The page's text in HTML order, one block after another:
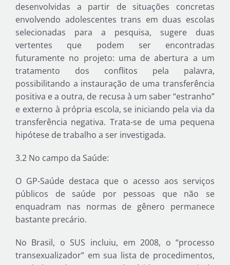
desenvolvidas a partir de situações concretas
envolvendo adolescentes trans em duas escolas
selecionadas para a pesquisa, sugere duas
vertentes que podem ser encontradas
futuramente no projeto: uma de abertura a um
tratamento dos conflitos pela palavra,
possibilitando a instauração de uma transferência
positiva e a outra, de recusa à um saber “estranho”
e externo à própria escola, se iniciando pela via da
transferência negativa. Trata-se de uma pequena
hipótese de trabalho a ser investigada.
3.2 No campo da Saúde:
O GP-Saúde destaca que o acesso aos serviços
públicos de saúde por pessoas que não se
enquadram nas normas de gênero permanece
bastante precário.
No Brasil, o SUS incluiu, em 2008, o “processo
transexualizador” em sua lista de procedimentos,